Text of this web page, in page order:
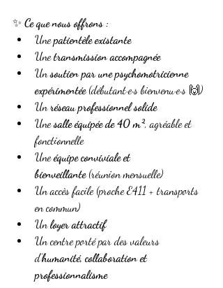
✨ Ce que nous offrons :
Une patientèle existante
Une transmission accompagnée
Un soutien par une psychomotricienne
expérimentée (débutant·e·s bienvenu·e·s 🙌)
Un réseau professionnel solide
Une salle équipée de 40 m², agréable et
fonctionnelle
Une équipe conviviale et
bienveillante (réunion mensuelle)
Un accès facile (proche E411 + transports
en commun)
Un loyer attractif
Un centre porté par des valeurs
d’humanité, collaboration et
professionnalisme